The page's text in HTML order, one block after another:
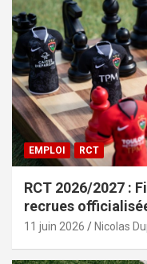
EMPLOI RCT
RCT 2026/2027 :
recrues
11 juin 2026 Nicolas